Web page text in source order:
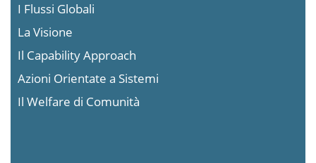
I Flussi Globali
La Visione
Il Capability Approach
Azioni Orientate a Sistemi
Il Welfare di Comunità